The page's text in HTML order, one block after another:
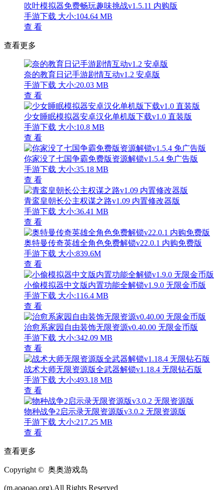
吹叶模拟器免费畅玩趣味挑战v1.5.11 内购版
手游下载 大小:104.64 MB
查 看
查看更多
奈的教育日记手游剧情互动v1.2 安卓版
手游下载 大小:20.03 MB
查 看
少女睡眠模拟器安卓汉化单机版下载v1.0 直装版
手游下载 大小:10.8 MB
查 看
你家没了七国争霸免费版资源解锁v1.5.4 免广告版
手游下载 大小:35.18 MB
查 看
青鸾皇朝长公主权谋之路v1.09 内置修改器版
手游下载 大小:36.41 MB
查 看
奥特曼传奇英雄全角色免费解锁v22.0.1 内购免费版
手游下载 大小:839.6M
查 看
小偷模拟器中文版内置功能全解锁v1.9.0 无限金币版
手游下载 大小:116.4 MB
查 看
治愈系家园自由装饰无限资源v0.40.00 无限金币版
手游下载 大小:342.09 MB
查 看
战术大师无限资源版全武器解锁v1.18.4 无限钻石版
手游下载 大小:493.18 MB
查 看
物种战争2启示录无限资源版v3.0.2 无限资源版
手游下载 大小:217.25 MB
查 看
查看更多
Copyright © 奥奥游戏岛
(m.aoaoao.org).All Rights Reserved